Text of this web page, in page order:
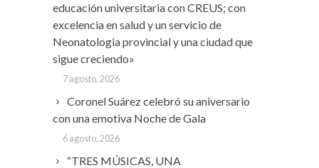
educación universitaria con CREUS; con
excelencia en salud y un servicio de
Neonatologia provincial y una ciudad que
sigue creciendo»
7 agosto, 2026
Coronel Suárez celebró su aniversario
con una emotiva Noche de Gala
6 agosto, 2026
“TRES MÚSICAS, UNA